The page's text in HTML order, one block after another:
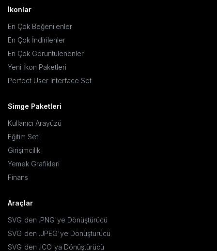
İkonlar
En Çok Beğenilenler
En Çok İndirilenler
En Çok Görüntülenenler
Yeni İkon Paketleri
Perfect User Interface Set
Simge Paketleri
Kullanıcı Arayüzü
Eğitim Seti
Girişimcilik
Yemek Grafikleri
Finans
Araçlar
SVG'den .PNG'ye Dönüştürücü
SVG'den .JPEG'ye Dönüştürücü
SVG'den .ICO'ya Dönüştürücü